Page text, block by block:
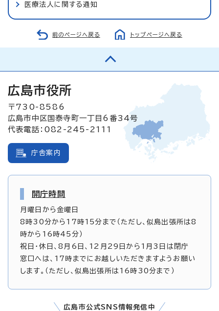
医療法人に関する通知
前のページへ戻る トップページへ戻る
広島市役所
〒730-8586
広島市中区国泰寺町一丁目6番34号
代表電話：082-245-2111
庁舎案内
開庁時間
月曜日から金曜日
8時30分から17時15分まで（ただし、似島出張所は8
時から16時45分）
祝日・休日、8月6日、12月29日から1月3日は閉庁
窓口へは、17時までにお越しいただきますようお願い
します。（ただし、似島出張所は16時30分まで）
広島市公式SNS情報発信中